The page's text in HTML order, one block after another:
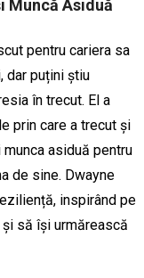
Muncă Asiduă
pentru cariera sa
dar puțini știu
în trecut. El a
prin care a trecut și
asiduă pentru
de sine. Dwayne
inspirând pe
să își urmărească